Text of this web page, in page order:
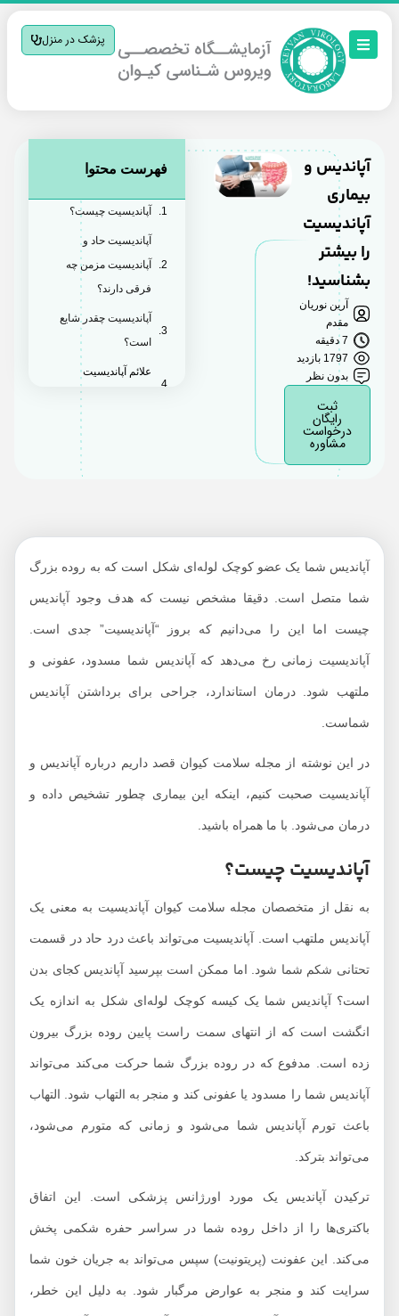
پزشک در منزل
آپاندیس و
بیماری
آپاندیسیت
را بیشتر
بشناسید!
آرین نوریان
مقدم
7 دقیقه
1797 بازدید
بدون نظر
رایگان
درخواست
مشاوره
فهرست محتوا
آپاندیسیت چیست؟
آپاندیسیت حاد و
آپاندیسیت مزمن چه
فرقی دارند؟
آپاندیسیت چقدر شایع
علائم آپاندیسیت
چطور آپاندیس را در خانه
آپاندیسیت چطور درمان
آپاندیس شما یک عضو کوچک لوله‌ای شکل است که به روده بزرگ
شما متصل است. دقیقا مشخص نیست که هدف وجود آپاندیس
چیست اما این را می‌دانیم که بروز “آپاندیسیت” جدی است.
آپاندیسیت زمانی رخ می‌دهد که آپاندیس شما مسدود، عفونی و
ملتهب شود. درمان استاندارد، جراحی برای برداشتن آپاندیس
شماست.
در این نوشته از مجله سلامت کیوان قصد داریم درباره آپاندیس و
آپاندیسیت صحبت کنیم، اینکه این بیماری چطور تشخیص داده و
درمان می‌شود. با ما همراه باشید.
آپاندیسیت چیست؟
به نقل از متخصصان مجله سلامت کیوان آپاندیسیت به معنی یک
آپاندیس ملتهب است. آپاندیسیت می‌تواند باعث درد حاد در قسمت
تحتانی شکم شما شود. اما ممکن است بپرسید آپاندیس کجای بدن
است؟ آپاندیس شما یک کیسه کوچک لوله‌ای شکل به اندازه یک
انگشت است که از انتهای سمت راست پایین روده بزرگ بیرون
زده است. مدفوع که در روده بزرگ شما حرکت می‌کند می‌تواند
آپاندیس شما را مسدود یا عفونی کند و منجر به التهاب شود. التهاب
باعث تورم آپاندیس شما می‌شود و زمانی که متورم می‌شود،
می‌تواند بترکد.
ترکیدن آپاندیس یک مورد اورژانس پزشکی است. این اتفاق
باکتری‌ها را از داخل روده شما در سراسر حفره شکمی پخش
می‌کند. این عفونت (پریتونیت) سپس می‌تواند به جریان خون شما
سرایت کند و منجر به عوارض مرگبار شود. به دلیل این خطر،